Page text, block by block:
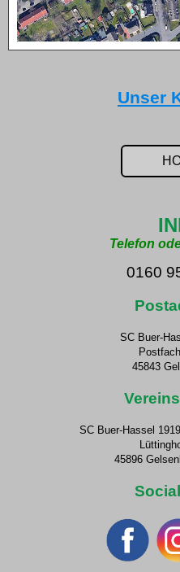
Unser
Telefon
0160
SC Buer-
45843
SC Buer-Hassel
45896